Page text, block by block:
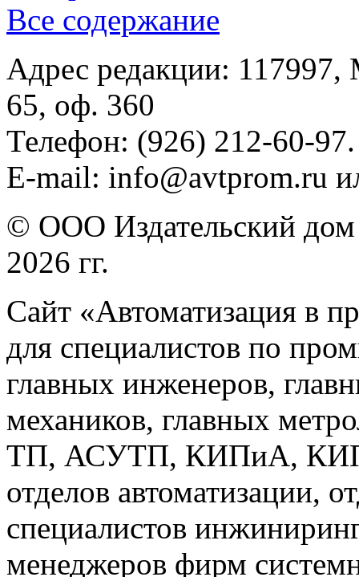
Все содержание
Адрес редакции:
65, оф. 360
Телефон: (926) 212-60-97.
E-mail: info@avtprom.ru
© ООО Издательский
2026 гг.
Сайт «Автоматизация в
для специалистов по
главных инженеров,
механиков, главных
ТП, АСУТП, КИПиА, КИП
отделов автоматизации,
специалистов
менеджеров фирм